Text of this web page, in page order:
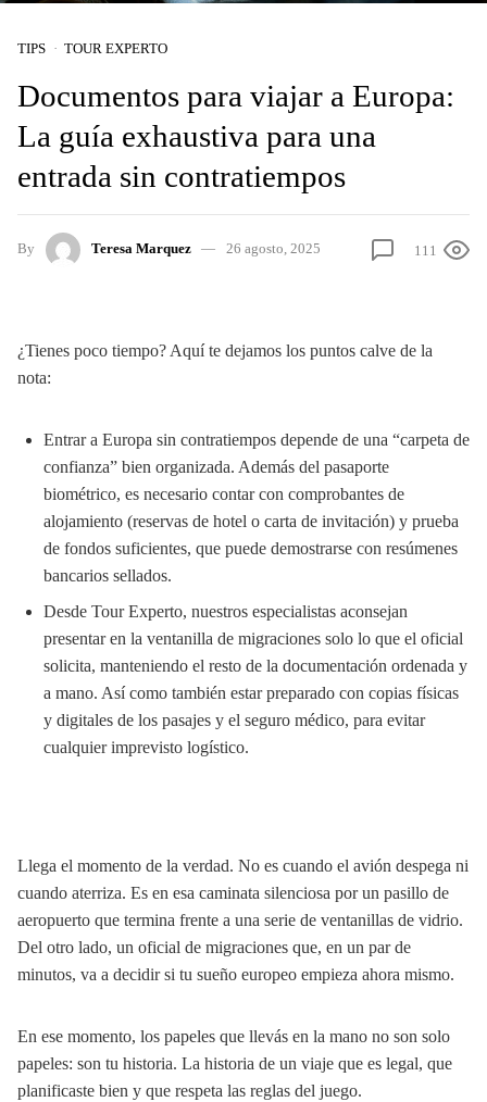
TIPS TOUR EXPERTO
Documentos para viajar a Europa:
La guía exhaustiva para una
entrada sin contratiempos
By Teresa Marquez 26 agosto, 2025 111
¿Tienes poco tiempo? Aquí te dejamos los puntos calve de la
nota:
Entrar a Europa sin contratiempos depende de una “carpeta de
confianza” bien organizada. Además del pasaporte
biométrico, es necesario contar con comprobantes de
alojamiento (reservas de hotel o carta de invitación) y prueba
de fondos suficientes, que puede demostrarse con resúmenes
bancarios sellados.
Desde Tour Experto, nuestros especialistas aconsejan
presentar en la ventanilla de migraciones solo lo que el oficial
solicita, manteniendo el resto de la documentación ordenada y
a mano. Así como también estar preparado con copias físicas
y digitales de los pasajes y el seguro médico, para evitar
cualquier imprevisto logístico.
Llega el momento de la verdad. No es cuando el avión despega ni
cuando aterriza. Es en esa caminata silenciosa por un pasillo de
aeropuerto que termina frente a una serie de ventanillas de vidrio.
Del otro lado, un oficial de migraciones que, en un par de
minutos, va a decidir si tu sueño europeo empieza ahora mismo.
En ese momento, los papeles que llevás en la mano no son solo
papeles: son tu historia. La historia de un viaje que es legal, que
planificaste bien y que respeta las reglas del juego.